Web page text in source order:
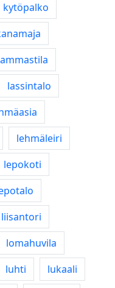
kytöpalko
lassintalo
lehmäleiri
lepokoti
liisantori
lomahuvila
luhti
lukaali